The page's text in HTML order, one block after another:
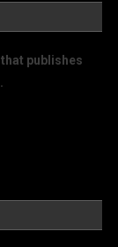
publishes